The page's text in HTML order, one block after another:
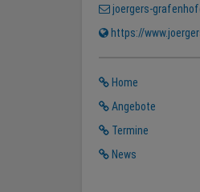
joergers-
https://
Home
Angebote
Termine
News